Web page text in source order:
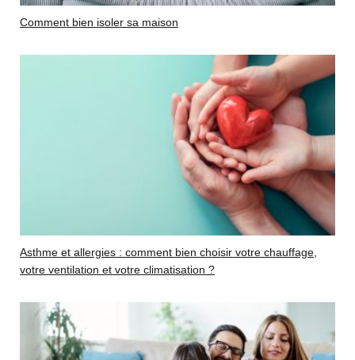
Comment bien isoler sa maison
Asthme et allergies : comment bien choisir votre chauffage,
votre ventilation et votre climatisation ?